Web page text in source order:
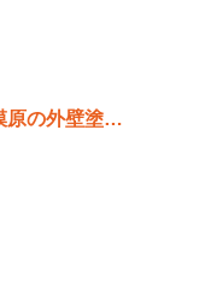
原の外壁塗…